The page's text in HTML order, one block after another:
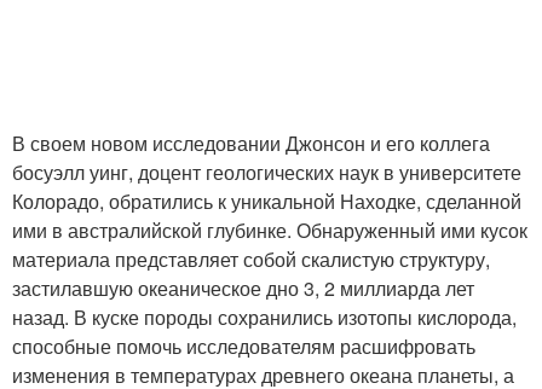
В своем новом исследовании Джонсон и его коллега
босуэлл уинг, доцент геологических наук в университете
Колорадо, обратились к уникальной Находке, сделанной
ими в австралийской глубинке. Обнаруженный ими кусок
материала представляет собой скалистую структуру,
застилавшую океаническое дно 3, 2 миллиарда лет
назад. В куске породы сохранились изотопы кислорода,
способные помочь исследователям расшифровать
изменения в температурах древнего океана планеты, а